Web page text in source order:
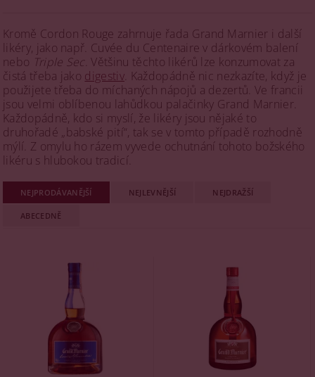
Kromě Cordon Rouge zahrnuje řada Grand Marnier i další
likéry, jako např. Cuvée du Centenaire v dárkovém balení
nebo Triple Sec . Většinu těchto likérů lze konzumovat za
čistá třeba jako digestiv . Každopádně nic nezkazíte, když je
použijete třeba do míchaných nápojů a dezertů. Ve francii
jsou velmi oblíbenou lahůdkou palačinky Grand Marnier.
Každopádně, kdo si myslí, že likéry jsou nějaké to
druhořadé „babské pití“, tak se v tomto případě rozhodně
mýlí. Z omylu ho rázem vyvede ochutnání tohoto božského
likéru s hlubokou tradicí.
NEJPRODÁVANĚJŠÍ NEJLEVNĚJŠÍ NEJDRAŽŠÍ
ABECEDNĚ